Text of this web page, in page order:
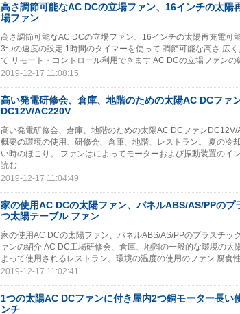
高さ調節可能なAC DCの立場ファン、16インチの太陽
場ファン
高さ調節可能なAC DCの立場ファン、16インチの太陽再充電可
3つの速度の設定 1時間のタイマーを使って 調節可能な高さ 広
て リモート・コントロール利用できます AC DCの立場ファンの
2019-12-17 11:08:15
高い発電研修会、倉庫、地階のための太陽AC DCファ
DC12V/AC220V
高い発電研修会、倉庫、地階のための太陽AC DCファン
概要の環境の使用、研修会、倉庫、地階、レストラン。 夏の冷
い時のほこり。 ファンはによってモーターおよび振動装置のイ
読む
2019-12-17 11:04:49
家の使用AC DCの太陽ファン、パネルABS/AS/PPのプ
つ太陽テーブル ファン
家の使用AC DCの太陽ファン、パネルABS/AS/PPのプラスチッ
ァンの紹介 AC DC工場研修会、倉庫、地階の一般的な環境の太
よって使用されるレストラン。環境の温度の使用のファン 腐食
2019-12-17 11:02:41
1つの太陽AC DCファンに付き屋内2つ銅モーター長い
ンチ